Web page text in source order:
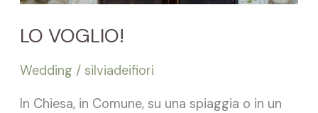
LO VOGLIO!
Wedding /silviadeifiori
In Chiesa, in Comune, su una spiaggia o in un